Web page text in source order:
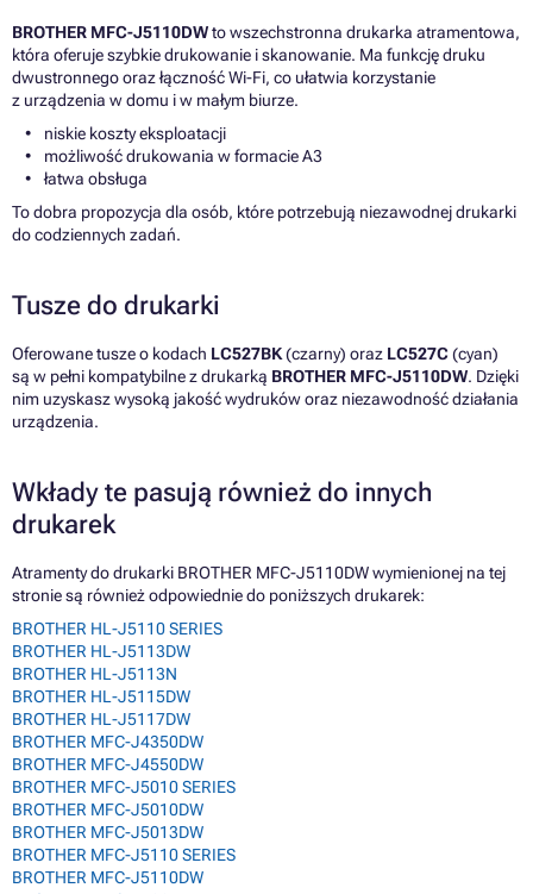
BROTHER MFC-J5110DWto wszechstronna drukarka atramentowa,
która oferuje szybkie drukowanie i skanowanie. Ma funkcję druku
dwustronnego oraz łączność Wi-Fi, co ułatwia korzystanie
z urządzenia w domu i w małym biurze.
niskie koszty eksploatacji
możliwość drukowania w formacie A3
łatwa obsługa
To dobra propozycja dla osób, które potrzebują niezawodnej drukarki
do codziennych zadań.
Tusze do drukarki
Oferowane tusze o kodach LC527BK(czarny) oraz LC527C (cyan)
są w pełni kompatybilne z drukarką BROTHER MFC-J5110DW. Dzięki
nim uzyskasz wysoką jakość wydruków oraz niezawodność działania
urządzenia.
Wkłady te pasują również do innych
drukarek
Atramenty do drukarki BROTHER MFC-J5110DW wymienionej na tej
stronie są również odpowiednie do poniższych drukarek:
BROTHER HL-J5110 SERIES
BROTHER HL-J5113DW
BROTHER HL-J5113N
BROTHER HL-J5115DW
BROTHER HL-J5117DW
BROTHER MFC-J4350DW
BROTHER MFC-J4550DW
BROTHER MFC-J5010 SERIES
BROTHER MFC-J5010DW
BROTHER MFC-J5013DW
BROTHER MFC-J5110 SERIES
BROTHER MFC-J5110DW